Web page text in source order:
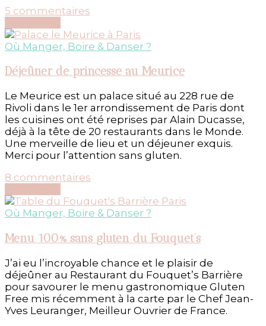
5 commentaires
au
144
Où Manger, Boire & Danser ?
Déjeûner de princesse au Meurice
Le Meurice est un palace situé au 228 rue de
Rivoli dans le 1er arrondissement de Paris dont
les cuisines ont été reprises par Alain Ducasse,
déjà à la tête de 20 restaurants dans le Monde.
Une merveille de lieu et un déjeuner exquis.
Merci pour l’attention sans gluten.
8 commentaires
de
princesse
Meurice
Où Manger, Boire & Danser ?
Menu 100% sans gluten du Fouquet’s
J’ai eu l’incroyable chance et le plaisir de
déjeûner au Restaurant du Fouquet’s Barrière
pour savourer le menu gastronomique Gluten
Free mis récemment à la carte par le Chef Jean-
Yves Leuranger, Meilleur Ouvrier de France.